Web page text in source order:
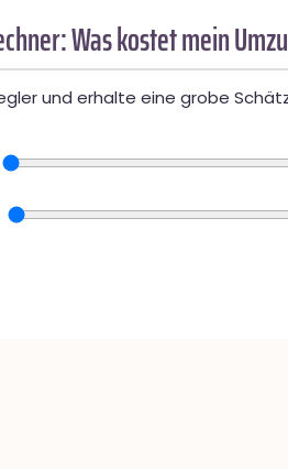
Was kostet mein
und erhalte eine grobe